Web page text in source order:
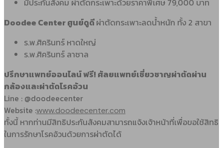
มีประกันสังคม ผ่าตัดกระเพาะด้วยราคาพิเศษ 79,000 บาท
Doodee Center ศูนย์ดูดีผ่าตัดกระเพาะลดน้ำหนัก ทั้ง 2 สาขา
ร.พ.ศิครินทร์ หาดใหญ่
ร.พ.ศิครินทร์ ลาซาล
ปรึกษาแพทย์ออนไลน์ ฟรี! ศัลยแพทย์เชี่ยวชาญผ่าตัดผ่าน
กล้องและผ่าตัดโรคอ้วน
Line : @doodeecenter
Website :www.doodeecenter.com
ทั้งนี้ หากท่านมีสิทธิประกันสังคมสามารถแจ้งเจ้าหน้าที่เพื่อขอใช้สิทธิ
ในการรักษาโรคอ้วนด้วยการผ่าตัดได้